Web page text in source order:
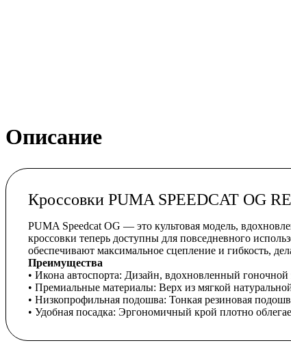
Описание
Кроссовки PUMA SPEEDCAT OG
PUMA Speedcat OG — это культовая модель,
кроссовки теперь доступны для повседневного
обеспечивают максимальное сцепление и гибкость,
Преимущества
• Икона автоспорта: Дизайн, вдохновленный
• Премиальные материалы: Верх из мягкой
• Низкопрофильная подошва: Тонкая резиновая
• Удобная посадка: Эргономичный крой плотно